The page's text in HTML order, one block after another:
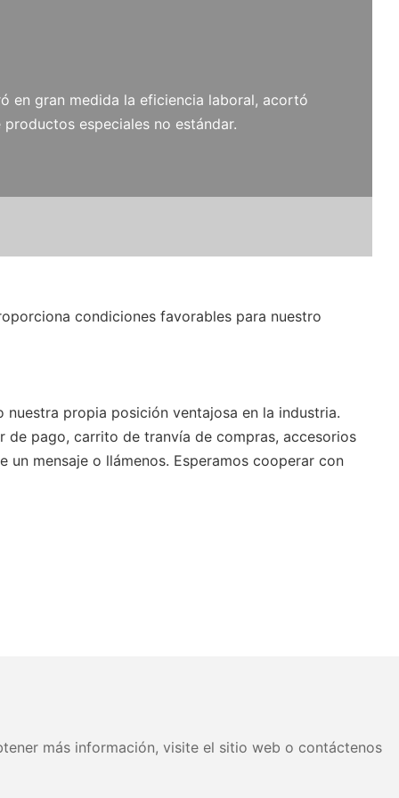
en gran medida la eficiencia laboral, acortó
especiales no estándar.
condiciones favorables para nuestro
propia posición ventajosa en la industria.
de pago, carrito de tranvía de compras, accesorios
mensaje o llámenos. Esperamos cooperar con
más información, visite el sitio web o contáctenos